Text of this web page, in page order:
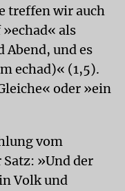
treffen wir auch
als
Abend, und es
echad)« (1,5).
oder »ein
vom
»Und der
Volk und